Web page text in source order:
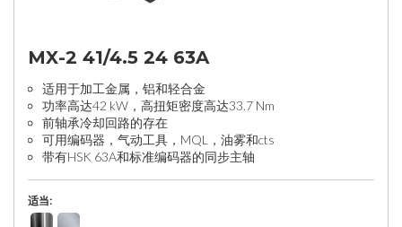
MX-2 41/4.5 24 63A
适用于加工金属，铝和轻合金
功率高达42 kW，高扭矩密度高达33.7 Nm
前轴承冷却回路的存在
可用编码器，气动工具，MQL，油雾和cts
带有HSK 63A和标准编码器的同步主轴
适当: